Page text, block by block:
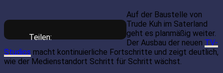
Teilen:
Auf der Baustelle von
Trude Kuh im Saterland
geht es planmäßig weiter.
Der Ausbau der neuen TV-
Studios macht kontinuierliche Fortschritte und zeigt deutlich,
wie der Medienstandort Schritt für Schritt wächst.